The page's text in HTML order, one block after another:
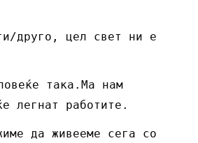
друго, цел свет ни е
така.Ма нам
легнат работите.
да живееме сега со